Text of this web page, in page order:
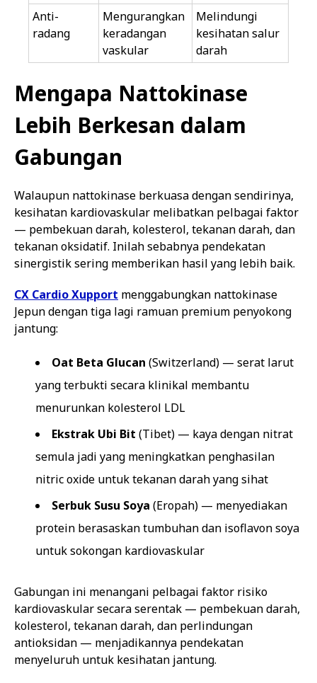
Anti-
radang
Mengurangkan
keradangan
vaskular
Melindungi
kesihatan salur
darah
Mengapa Nattokinase
Lebih Berkesan dalam
Gabungan
Walaupun nattokinase berkuasa dengan sendirinya,
kesihatan kardiovaskular melibatkan pelbagai faktor
— pembekuan darah, kolesterol, tekanan darah, dan
tekanan oksidatif. Inilah sebabnya pendekatan
sinergistik sering memberikan hasil yang lebih baik.
CX Cardio Xupport menggabungkan nattokinase
Jepun dengan tiga lagi ramuan premium penyokong
jantung:
Oat Beta Glucan (Switzerland) — serat larut
yang terbukti secara klinikal membantu
menurunkan kolesterol LDL
Ekstrak Ubi Bit (Tibet) — kaya dengan nitrat
semula jadi yang meningkatkan penghasilan
nitric oxide untuk tekanan darah yang sihat
Serbuk Susu Soya (Eropah) — menyediakan
protein berasaskan tumbuhan dan isoflavon soya
untuk sokongan kardiovaskular
Gabungan ini menangani pelbagai faktor risiko
kardiovaskular secara serentak — pembekuan darah,
kolesterol, tekanan darah, dan perlindungan
antioksidan — menjadikannya pendekatan
menyeluruh untuk kesihatan jantung.